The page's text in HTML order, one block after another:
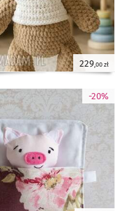
229,00 zł
-20%